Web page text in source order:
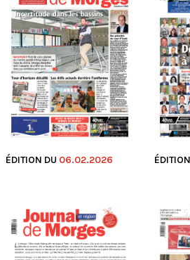
ÉDITION DU 06.02.2026